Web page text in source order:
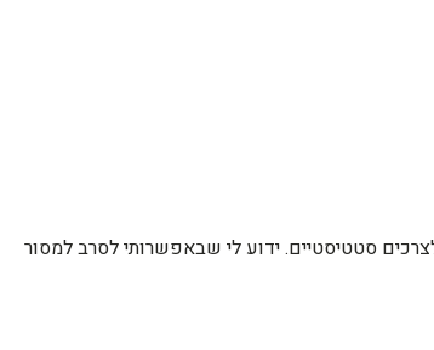
סטטיסטיים. ידוע לי שבאפשרותי לסרב למסור